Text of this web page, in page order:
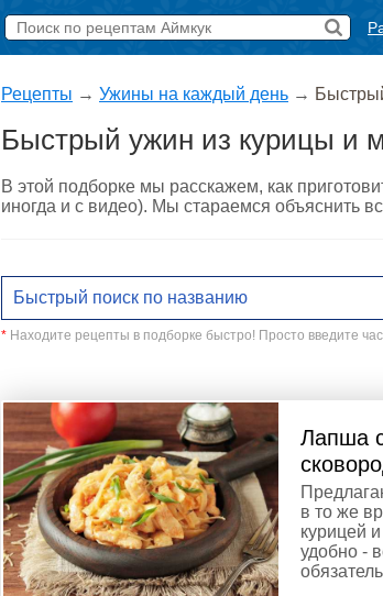
Рецепты → Ужины на каждый день →
Быстрый ужин из курицы и
В этой подборке мы расскажем, как
иногда и с видео). Мы стараемся объяснить
* Находите рецепты в подборке быстро! Просто введите
Лапша
в то же
курицей
удобно -